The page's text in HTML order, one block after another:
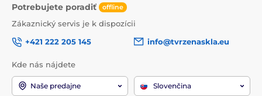
Potrebujete poradiť offline
Zákaznický servis je k dispozícii
+421 222 205 145
info@tvrzenaskla.eu
Kde nás nájdete
Naše predajne Slovenčina